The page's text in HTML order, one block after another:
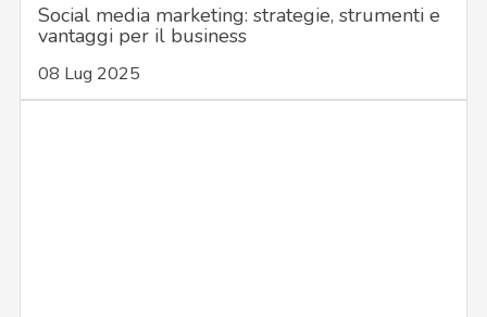
Social media marketing: strategie, strumenti e
vantaggi per il business
08 Lug 2025